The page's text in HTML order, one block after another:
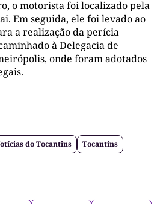
o motorista foi localizado pela
Em seguida, ele foi levado ao
a realização da perícia
à Delegacia de
onde foram adotados
do Tocantins Tocantins